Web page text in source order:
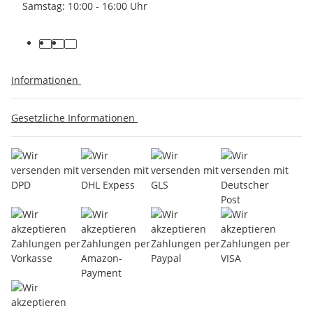
Samstag: 10:00 - 16:00 Uhr
Informationen
Gesetzliche Informationen